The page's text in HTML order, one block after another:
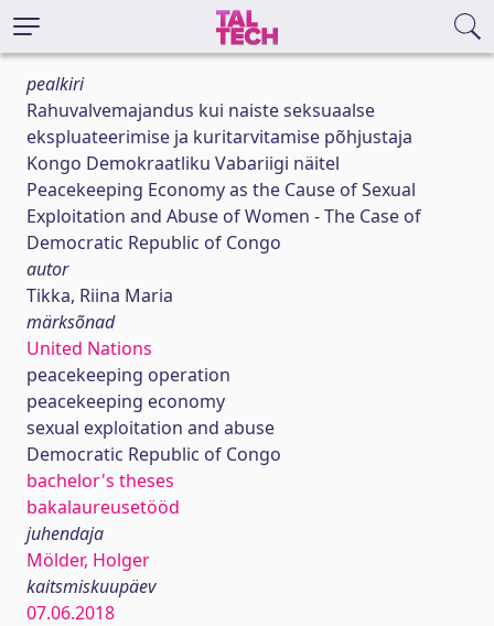
pealkiri
Rahuvalvemajandus kui naiste seksuaalse
ekspluateerimise ja kuritarvitamise põhjustaja
Kongo Demokraatliku Vabariigi näitel
Peacekeeping Economy as the Cause of Sexual
Exploitation and Abuse of Women - The Case of
Democratic Republic of Congo
autor
Tikka, Riina Maria
märksõnad
United Nations
peacekeeping operation
peacekeeping economy
sexual exploitation and abuse
Democratic Republic of Congo
bachelor's theses
bakalaureusetööd
juhendaja
Mölder, Holger
kaitsmiskuupäev
07.06.2018